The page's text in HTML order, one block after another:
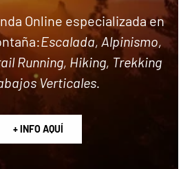
Online especializada en
Escalada, Alpinismo,
Running, Hiking, Trekking
Verticales.
+ INFO AQUÍ